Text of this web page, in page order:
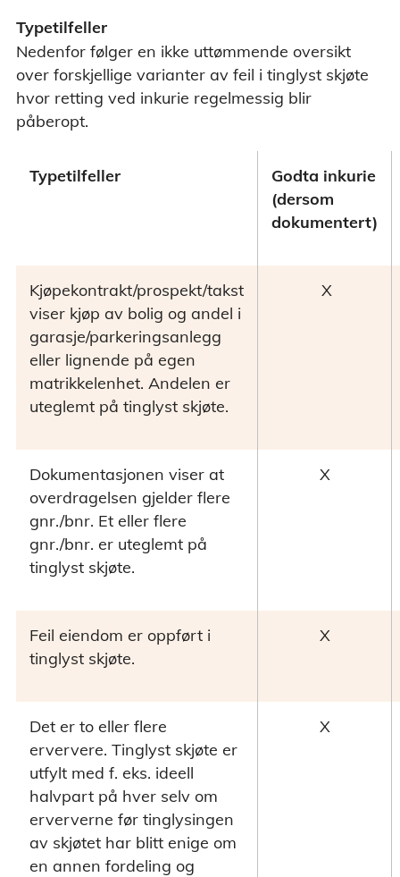
Typetilfeller
Nedenfor følger en ikke uttømmende oversikt
over forskjellige varianter av feil i tinglyst skjøte
hvor retting ved inkurie regelmessig blir
påberopt.
Typetilfeller
Godta inkurie
(dersom
dokumentert)
Kjøpekontrakt/prospekt/takst
viser kjøp av bolig og andel i
garasje/parkeringsanlegg
eller lignende på egen
matrikkelenhet. Andelen er
uteglemt på tinglyst skjøte.
X
Dokumentasjonen viser at
overdragelsen gjelder flere
gnr./bnr. Et eller flere
gnr./bnr. er uteglemt på
tinglyst skjøte.
X
Feil eiendom er oppført i
tinglyst skjøte.
X
Det er to eller flere
erververe. Tinglyst skjøte er
utfylt med f. eks. ideell
halvpart på hver selv om
erververne før tinglysingen
av skjøtet har blitt enige om
en annen fordeling og
X